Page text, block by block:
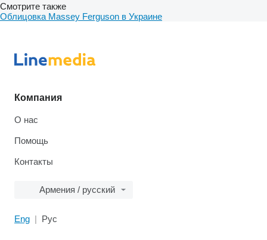
Смотрите также
Облицовка Massey Ferguson в Украине
Компания
О нас
Помощь
Контакты
Армения / русский
Eng Рус